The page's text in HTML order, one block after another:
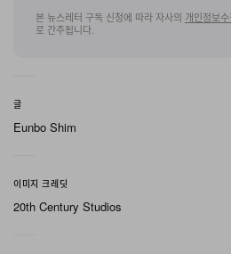
본 뉴스레터 구독 신청에 따라 자사의 개인정보수
로 간주됩니다.
글
Eunbo Shim
이미지 크레딧
20th Century Studios